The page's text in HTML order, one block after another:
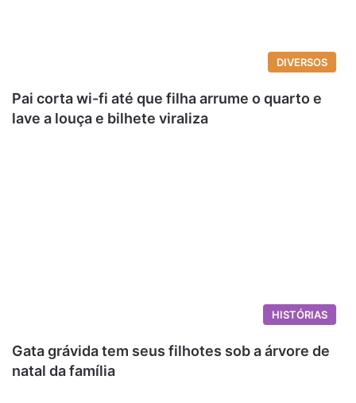
DIVERSOS
Pai corta wi-fi até que filha arrume o quarto e
lave a louça e bilhete viraliza
HISTÓRIAS
Gata grávida tem seus filhotes sob a árvore de
natal da família